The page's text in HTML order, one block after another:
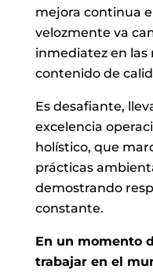
mejora continua
velozmente va
inmediatez en las
contenido de
Es desafiante,
excelencia
holístico, que
prácticas
demostrando
constante.
En un momento
trabajar en el